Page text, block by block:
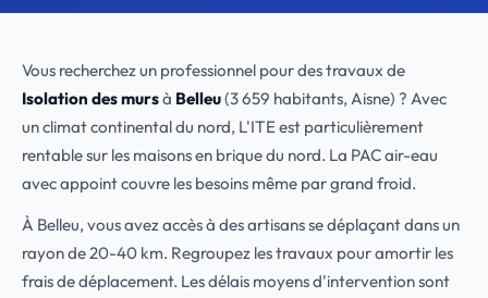
Vous recherchez un professionnel pour des travaux de
Isolation des mursà Belleu(3 659 habitants, Aisne) ? Avec
un climat continental du nord, L'ITE est particulièrement
rentable sur les maisons en brique du nord. La PAC air-eau
avec appoint couvre les besoins même par grand froid.
À Belleu, vous avez accès à des artisans se déplaçant dans un
rayon de 20-40 km. Regroupez les travaux pour amortir les
frais de déplacement. Les délais moyens d'intervention sont